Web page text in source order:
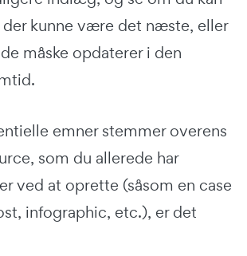
der kunne være det næste, eller
måske opdaterer i den
emner stemmer overens
som du allerede har
ved at oprette (såsom en case
infographic, etc.), er det